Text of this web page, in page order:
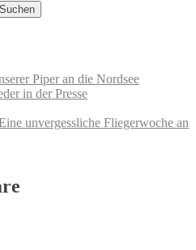
Piper an die Nordsee
in der Presse
unvergessliche Fliegerwoche an